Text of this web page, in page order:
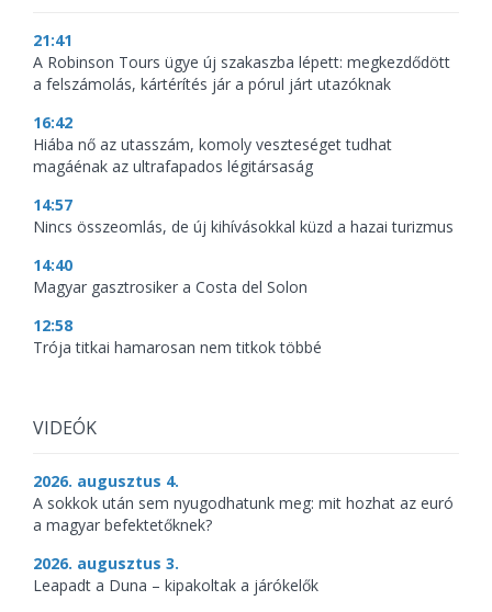
21:41
A Robinson Tours ügye új szakaszba lépett: megkezdődött
a felszámolás, kártérítés jár a pórul járt utazóknak
16:42
Hiába nő az utasszám, komoly veszteséget tudhat
magáénak az ultrafapados légitársaság
14:57
Nincs összeomlás, de új kihívásokkal küzd a hazai turizmus
14:40
Magyar gasztrosiker a Costa del Solon
12:58
Trója titkai hamarosan nem titkok többé
VIDEÓK
2026. augusztus 4.
A sokkok után sem nyugodhatunk meg: mit hozhat az euró
a magyar befektetőknek?
2026. augusztus 3.
Leapadt a Duna – kipakoltak a járókelők